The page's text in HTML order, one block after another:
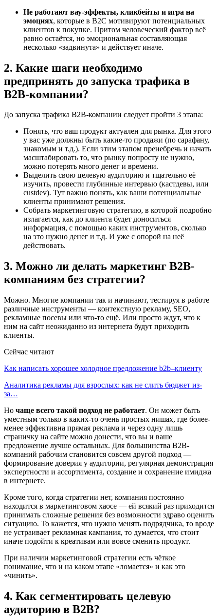
Не работают вау-эффекты, кликбейты и игра на
эмоциях, которые в B2C мотивируют потенциальных
клиентов к покупке. Притом человеческий фактор всё
равно остаётся, но эмоциональная составляющая
несколько «задвинута» и действует иначе.
2. Какие шаги необходимо
предпринять до запуска трафика в
B2B-компании?
До запуска трафика B2B-компании следует пройти 3 этапа:
Понять, что ваш продукт актуален для рынка. Для этого
у вас уже должны быть какие-то продажи (по сарафану,
знакомым и т.д.). Если этим этапом пренебречь и начать
масштабировать то, что рынку попросту не нужно,
можно потерять много денег и времени.
Выделить свою целевую аудиторию и тщательно её
изучить, провести глубинные интервью (кастдевы, или
custdev). Тут важно понять, как ваши потенциальные
клиенты принимают решения.
Собрать маркетинговую стратегию, в которой подробно
излагается, как до клиента будет доноситься
информация, с помощью каких инструментов, сколько
на это нужно денег и т.д. И уже с опорой на неё
действовать.
3. Можно ли делать маркетинг B2B-
компаниям без стратегии?
Можно. Многие компании так и начинают, тестируя в работе
различные инструменты — контекстную рекламу, SEO,
рекламные посевы или что-то ещё. Или просто ждут, что к
ним на сайт неожиданно из интернета будут приходить
клиенты.
Сейчас читают
Как написать хорошее холодное предложение b2b–клиенту
Аналитика рекламы для взрослых: как не слить бюджет из-
за…
Но чаще всего такой подход не работает. Он может быть
уместным только в каких-то очень простых нишах, где более-
менее эффективна прямая реклама и через одну лишь
страничку на сайте можно донести, что вы и ваше
предложение лучше остальных. Для большинства B2B-
компаний рабочим становится совсем другой подход —
формирование доверия у аудитории, регулярная демонстрация
экспертности и ассортимента, создание и сохранение имиджа
в интернете.
Кроме того, когда стратегии нет, компания постоянно
находится в маркетинговом хаосе — ей всякий раз приходится
принимать сложные решения без возможности здраво оценить
ситуацию. То кажется, что нужно менять подрядчика, то вроде
не устраивает рекламная кампания, то думается, что стоит
иначе подойти к креативам или вовсе сменить продукт.
При наличии маркетинговой стратегии есть чёткое
понимание, что и на каком этапе «ломается» и как это
«чинить».
4. Как сегментировать целевую
аудиторию в B2B?